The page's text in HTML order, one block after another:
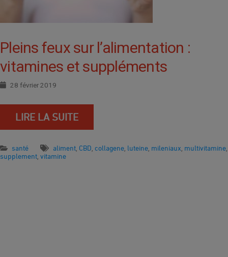
Pleins feux sur l’alimentation :
vitamines et suppléments
28 février 2019
LIRE LA SUITE
santé aliment CBD collagene luteine mileniaux multivitamine
supplement vitamine